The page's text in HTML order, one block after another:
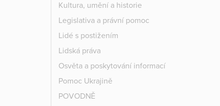
Kultura, umění a historie
Legislativa a právní pomoc
Lidé s postižením
Lidská práva
Osvěta a poskytování informací
Pomoc Ukrajině
POVODNĚ